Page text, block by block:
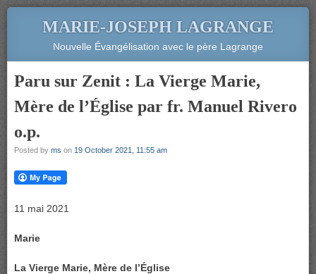
MARIE-JOSEPH LAGRANGE
Nouvelle Évangélisation avec le père Lagrange
Paru sur Zenit : La Vierge Marie,
Mère de l’Église par fr. Manuel Rivero
o.p.
Posted by ms on 19 October 2021, 11:55 am
11 mai 2021
Marie
La Vierge Marie, Mère de l’Église